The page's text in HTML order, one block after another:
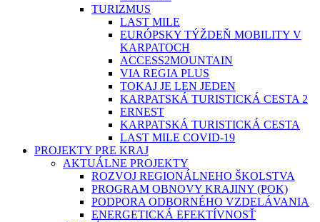
TURIZMUS
LAST MILE
EURÓPSKY TÝŽDEŇ MOBILITY V
KARPATOCH
ACCESS2MOUNTAIN
VIA REGIA PLUS
TOKAJ JE LEN JEDEN
KARPATSKÁ TURISTICKÁ CESTA 2
ERNEST
KARPATSKÁ TURISTICKÁ CESTA
LAST MILE COVID-19
PROJEKTY PRE KRAJ
AKTUÁLNE PROJEKTY
ROZVOJ REGIONÁLNEHO ŠKOLSTVA
PROGRAM OBNOVY KRAJINY (POK)
PODPORA ODBORNÉHO VZDELÁVANIA
ENERGETICKÁ EFEKTÍVNOSŤ